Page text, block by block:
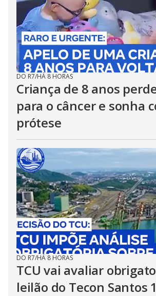
DO R7/HÁ 8 HORAS
Criança de 8 anos
para o câncer e sonha
prótese
DO R7/HÁ 8 HORAS
TCU vai avaliar
leilão do Tecon Santos